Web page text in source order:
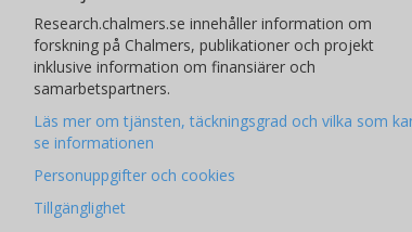
Research.chalmers.se innehåller information om
forskning på Chalmers, publikationer och projekt
inklusive information om finansiärer och
samarbetspartners.
Läs mer om tjänsten, täckningsgrad och vilka som
se informationen
Personuppgifter och cookies
Tillgänglighet